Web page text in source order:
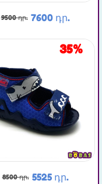
7600 դր.
9500 դր.
35%
5525 դր.
8500 դր.